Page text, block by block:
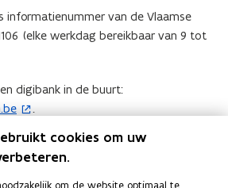
informatienummer van de Vlaamse
(elke werkdag bereikbaar van 9 tot
digibank in de buurt:
.
cookies om uw
om de website optimaal te